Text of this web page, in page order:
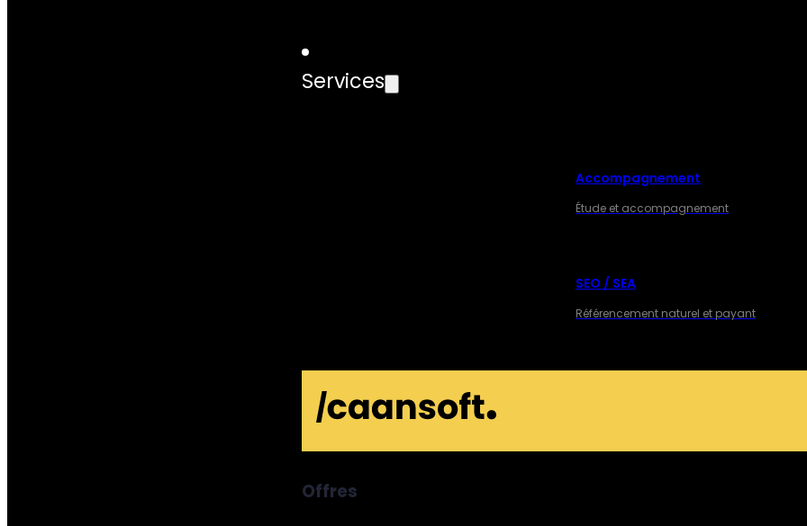
Services
Accompagnement
Étude et accompagnement
SEO / SEA
Référencement naturel et payant
Offres